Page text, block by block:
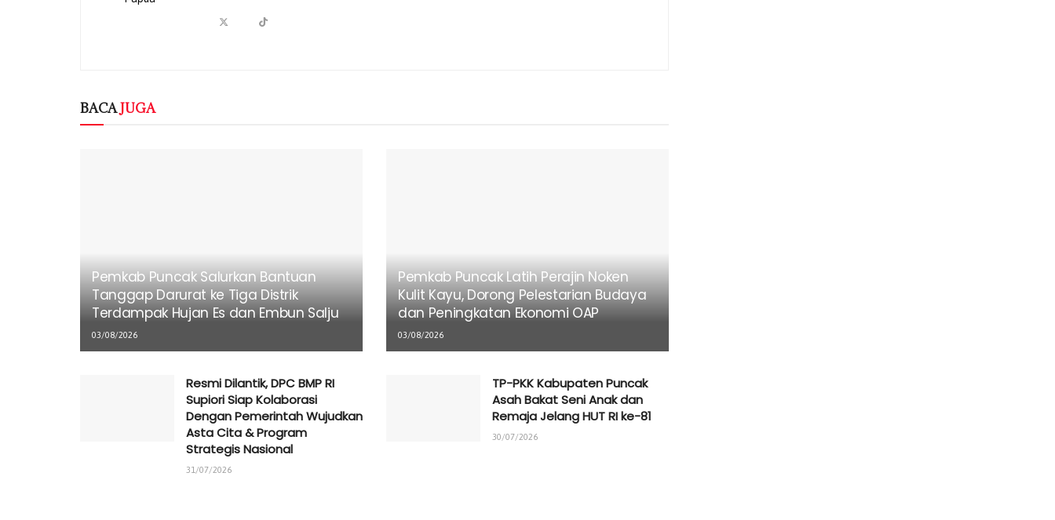
BACAJUGA
Pemkab Puncak Salurkan Bantuan
Tanggap Darurat ke Tiga Distrik
Terdampak Hujan Es dan Embun Salju
03/08/2026
Pemkab Puncak Latih Perajin Noken
Kulit Kayu, Dorong Pelestarian Budaya
dan Peningkatan Ekonomi OAP
03/08/2026
Resmi Dilantik, DPC BMP RI
Supiori Siap Kolaborasi
Dengan Pemerintah Wujudkan
Asta Cita & Program
Strategis Nasional
31/07/2026
TP-PKK Kabupaten Puncak
Asah Bakat Seni Anak dan
Remaja Jelang HUT RI ke-81
30/07/2026